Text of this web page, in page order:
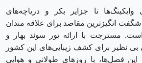
وایکینگ‌ها تا جزایر بکر و دریاچه‌های
‌انگیزترین مقاصد برای علاقه‌ مندان
مسترجت با ارائه تور سوئد بهار و
فرصتی بی ‌نظیر برای کشف زیبایی‌های این کشور
فصل‌ها، با روزهای طولانی و هوایی